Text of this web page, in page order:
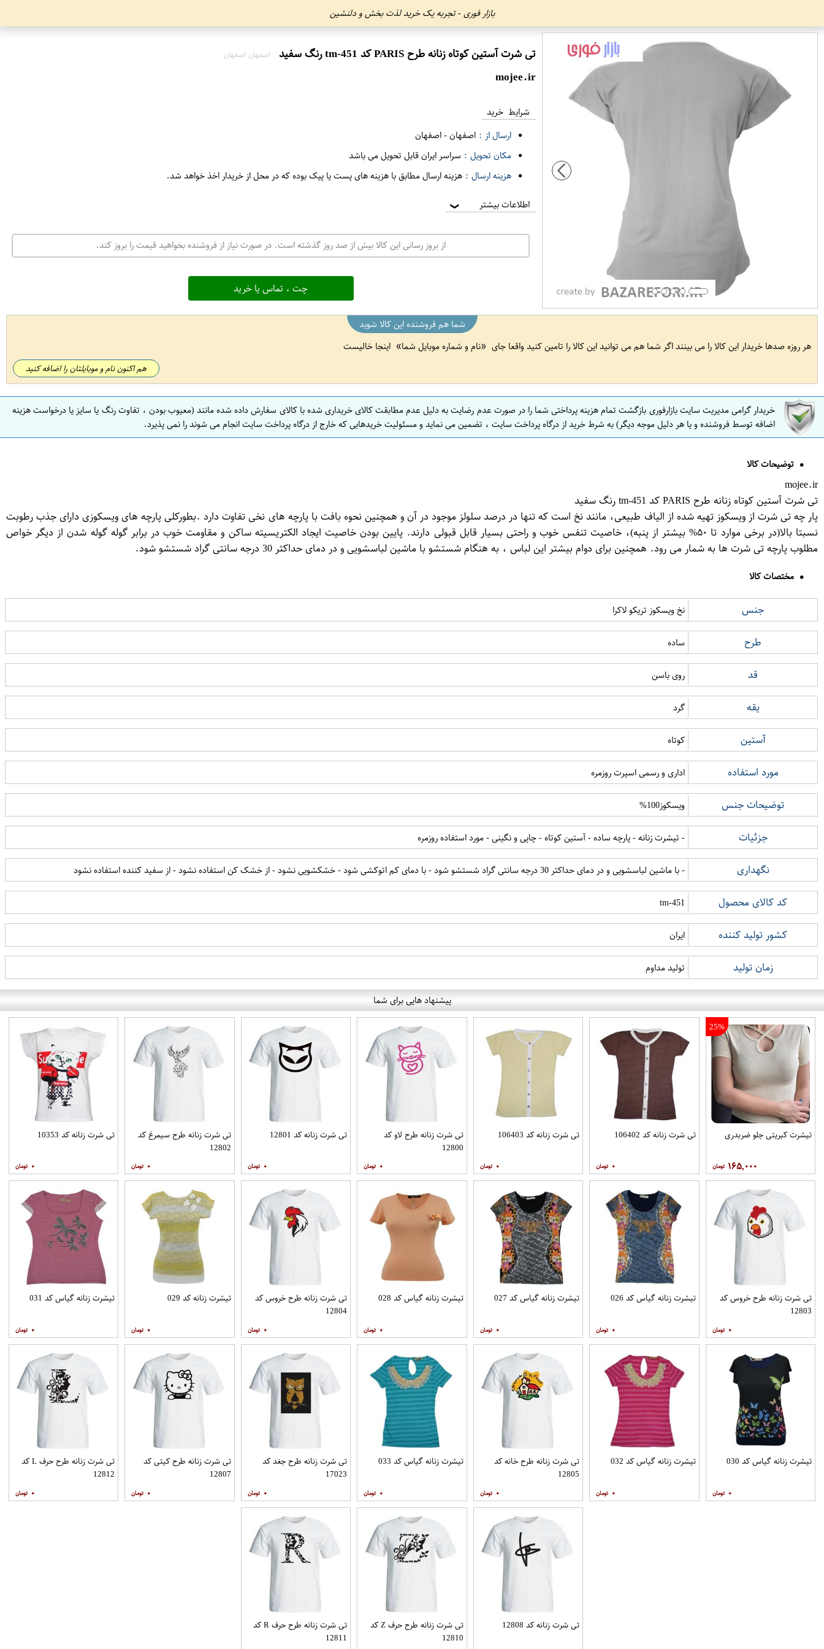
بازار فوری - تجربه یک خرید لذت بخش و دلنشین
تی شرت آستین کوتاه زنانه طرح PARIS کد tm-451 رنگ سفید اصفهان اصفهان
mojee.ir
شرایط خرید
ارسال از : اصفهان-اصفهان
مکان تحویل : سراسر ایران قابل تحویل می باشد
هزینه ارسال : هزینه ارسال مطابق با هزینه های پست یا پیک بوده که در محل از خریدار اخذ خواهد شد.
اطلاعات بیشتر ❯
از بروز رسانی این کالا بیش از صد روز گذشته است. در صورت نیاز از فروشنده بخواهید قیمت را بروز کند.
چت ، تماس یا خرید
شما هم فروشنده این کالا شوید
هر روزه صدها خریدار این کالا را می بینند اگر شما هم می توانید این کالا را تامین کنید واقعا جای
نام و شماره موبایل شما اینجا خالیست
هم اکنون نام و موبایلتان را اضافه کنید
خریدار گرامی مدیریت سایت بازارفوری بازگشت تمام هزینه پرداختی شما را در صورت عدم رضایت به دلیل عدم مطابقت کالای خریداری شده با کالای سفارش داده شده مانند (معیوب بودن ، تفاوت رنگ یا سایز یا درخواست هزینه
اضافه توسط فروشنده و یا هر دلیل موجه دیگر) به شرط خرید از درگاه پرداخت سایت ، تضمین می نماید و مسئولیت خریدهایی که خارج از درگاه پرداخت سایت انجام می شوند را نمی پذیرد.
توضیحات کالا
mojee.ir
تی شرت آستین کوتاه زنانه طرح PARIS کد tm-451 رنگ سفید
پار چه تی شرت از ویسکوز تهیه شده از الیاف طبیعی، مانند نخ است که تنها در درصد سلولز موجود در آن و همچنین نحوه بافت با پارچه های نخی تفاوت دارد .بطورکلی پارچه های ویسکوزی دارای جذب رطوبت
نسبتا بالا(در برخی موارد تا ۵۰% بیشتر از پنبه)، خاصیت تنفس خوب و راحتی بسیار قابل قبولی دارند. پایین بودن خاصیت ایجاد الکتریسیته ساکن و مقاومت خوب در برابر گوله گوله شدن از دیگر خواص
مطلوب پارچه تی شرت ها به شمار می رود. همچنین برای دوام بیشتر این لباس ، به هنگام شستشو با ماشین لباسشویی و در دمای حداکثر 30 درجه سانتی گراد شستشو شود.
مختصات کالا
جنس نخ ویسکوز تریکو لاکرا
طرح ساده
قد روی باسن
یقه گرد
آستین کوتاه
مورد استفاده اداری و رسمی اسپرت روزمره
توضیحات جنس ویسکوز100%
جزئیات - تیشرت زنانه - پارچه ساده - آستین کوتاه - چاپی و نگینی - مورد استفاده روزمره
نگهداری - با ماشین لباسشویی و در دمای حداکثر 30 درجه سانتی گراد شستشو شود - با دمای کم اتوکشی شود - خشکشویی نشود - از خشک کن استفاده نشود - از سفید کننده استفاده نشود
کد کالای محصول tm-451
کشور تولید کننده ایران
زمان تولید تولید مداوم
پیشنهاد هایی برای شما
25%
تیشرت کبریتی جلو ضربدری
۱۶۵,۰۰۰
تی شرت زنانه کد 106402
۰
تی شرت زنانه کد 106403
۰
تی شرت زنانه طرح لاو کد
12800
۰
تی شرت زنانه کد 12801
۰
تی شرت زنانه طرح سیمرغ کد
12802
۰
تی شرت زنانه کد 10353
۰
تی شرت زنانه طرح خروس کد
12803
۰
تیشرت زنانه گیاس کد 026
۰
تیشرت زنانه گیاس کد 027
۰
تیشرت زنانه گیاس کد 028
۰
تی شرت زنانه طرح خروس کد
12804
۰
تیشرت زنانه کد 029
۰
تیشرت زنانه گیاس کد 031
۰
تیشرت زنانه گیاس کد 030
۰
تیشرت زنانه گیاس کد 032
۰
تی شرت زنانه طرح خانه کد
12805
۰
تیشرت زنانه گیاس کد 033
۰
تی شرت زنانه طرح جغد کد
17023
۰
تی شرت زنانه طرح کیتی کد
12807
۰
تی شرت زنانه طرح حرف L کد
12812
۰
تی شرت زنانه کد 12808
تی شرت زنانه طرح حرف Z کد
12810
تی شرت زنانه طرح حرف R کد
12811